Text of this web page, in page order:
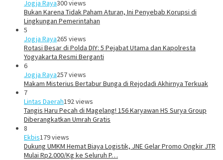
Jogja Raya300 views
Bukan Karena Tidak Paham Aturan, Ini Penyebab Korupsi di
Lingkungan Pemerintahan
5
Jogja Raya265 views
Rotasi Besar di Polda DIY: 5 Pejabat Utama dan Kapolresta
Yogyakarta Resmi Berganti
6
Jogja Raya257 views
Makam Misterius Bertabur Bunga di Rejodadi Akhirnya Terkuak
7
Lintas Daerah192 views
Tangis Haru Pecah di Magelang! 156 Karyawan HS Surya Group
Diberangkatkan Umrah Gratis
8
Ekbis179 views
Dukung UMKM Hemat Biaya Logistik, JNE Gelar Promo Ongkir JTR
Mulai Rp2.000/Kg ke Seluruh P…